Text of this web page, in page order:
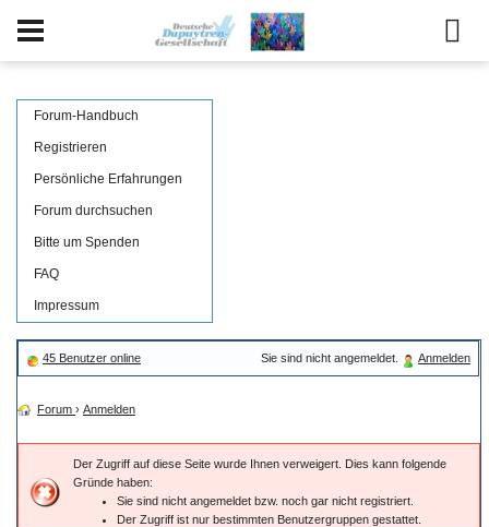
Forum-Handbuch
Registrieren
Persönliche Erfahrungen
Forum durchsuchen
Bitte um Spenden
FAQ
Impressum
45 Benutzer online Sie sind nicht angemeldet. Anmelden
Forum › Anmelden
Der Zugriff auf diese Seite wurde Ihnen verweigert. Dies kann folgende
Gründe haben:
Sie sind nicht angemeldet bzw. noch gar nicht registriert.
Der Zugriff ist nur bestimmten Benutzergruppen gestattet.